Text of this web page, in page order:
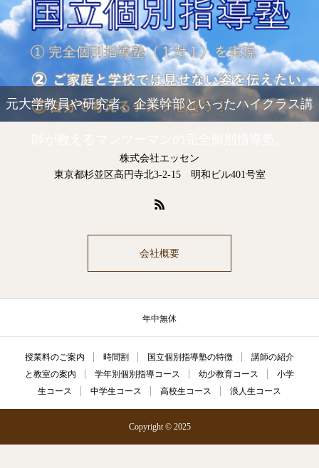
元大学教員や研究者、企業幹部といったハイクラス講
株式会社エッセン
東京都杉並区高円寺北3-2-15 明和ビル401号室
会社概要
年中無休
授業料のご案内 時間割 国立個別指導塾の特徴
講師の紹介
と教室の案内
学年別個別指導コース 幼少教育コース
小学
生コース
中学生コース 高校生コース 浪人生コース
Copyright © 2025